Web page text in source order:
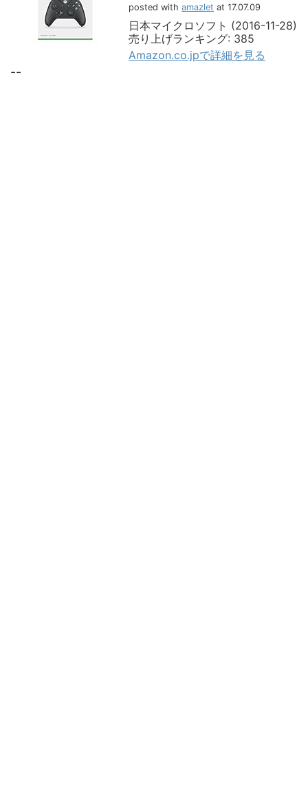
posted with amazlet at 17.07.09
日本マイクロソフト (2016-11-28)
売り上げランキング: 385
Amazon.co.jpで詳細を見る
--